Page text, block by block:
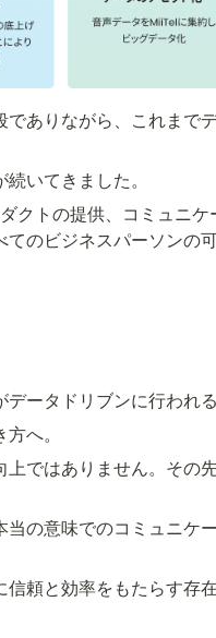
ありながら、これまで
いてきました。
クトの提供、コミュニ
のビジネスパーソンの
ータドリブンに行われ
へ。
ではありません。その
の意味でのコミュニケ
頼と効率をもたらす存